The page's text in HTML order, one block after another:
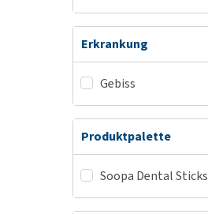
Erkrankung
Gebiss
Produktpalette
Soopa Dental Sticks